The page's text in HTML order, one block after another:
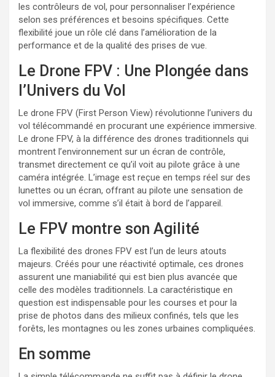
les contrôleurs de vol, pour personnaliser l’expérience
selon ses préférences et besoins spécifiques. Cette
flexibilité joue un rôle clé dans l’amélioration de la
performance et de la qualité des prises de vue.
Le Drone FPV : Une Plongée dans
l’Univers du Vol
Le drone FPV (First Person View) révolutionne l’univers du
vol télécommandé en procurant une expérience immersive.
Le drone FPV, à la différence des drones traditionnels qui
montrent l’environnement sur un écran de contrôle,
transmet directement ce qu’il voit au pilote grâce à une
caméra intégrée. L’image est reçue en temps réel sur des
lunettes ou un écran, offrant au pilote une sensation de
vol immersive, comme s’il était à bord de l’appareil.
Le FPV montre son Agilité
La flexibilité des drones FPV est l’un de leurs atouts
majeurs. Créés pour une réactivité optimale, ces drones
assurent une maniabilité qui est bien plus avancée que
celle des modèles traditionnels. La caractéristique en
question est indispensable pour les courses et pour la
prise de photos dans des milieux confinés, tels que les
forêts, les montagnes ou les zones urbaines compliquées.
En somme